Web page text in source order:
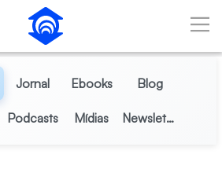
principal
Jornal Ebooks Blog
Podcasts Mídias Newsletter